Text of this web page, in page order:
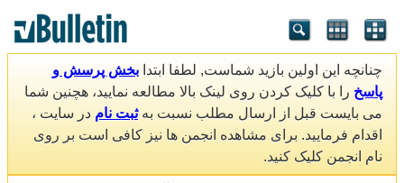
چنانچه این اولین بازید شماست, لطفا ابتدا بخش پرسش و
پاسخ را با کلیک کردن روی لینک بالا مطالعه نمایید، هچنین شما
می بایست قبل از ارسال مطلب نسبت بهثبت نام در سایت ،
اقدام فرمایید. برای مشاهده انجمن ها نیز کافی است بر روی
نام انجمن کلیک کنید.